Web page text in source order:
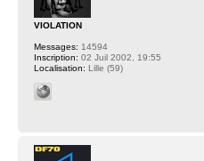
VIOLATION
Messages: 14594
Inscription: 02 Juil 2002, 19:55
Localisation: Lille (59)